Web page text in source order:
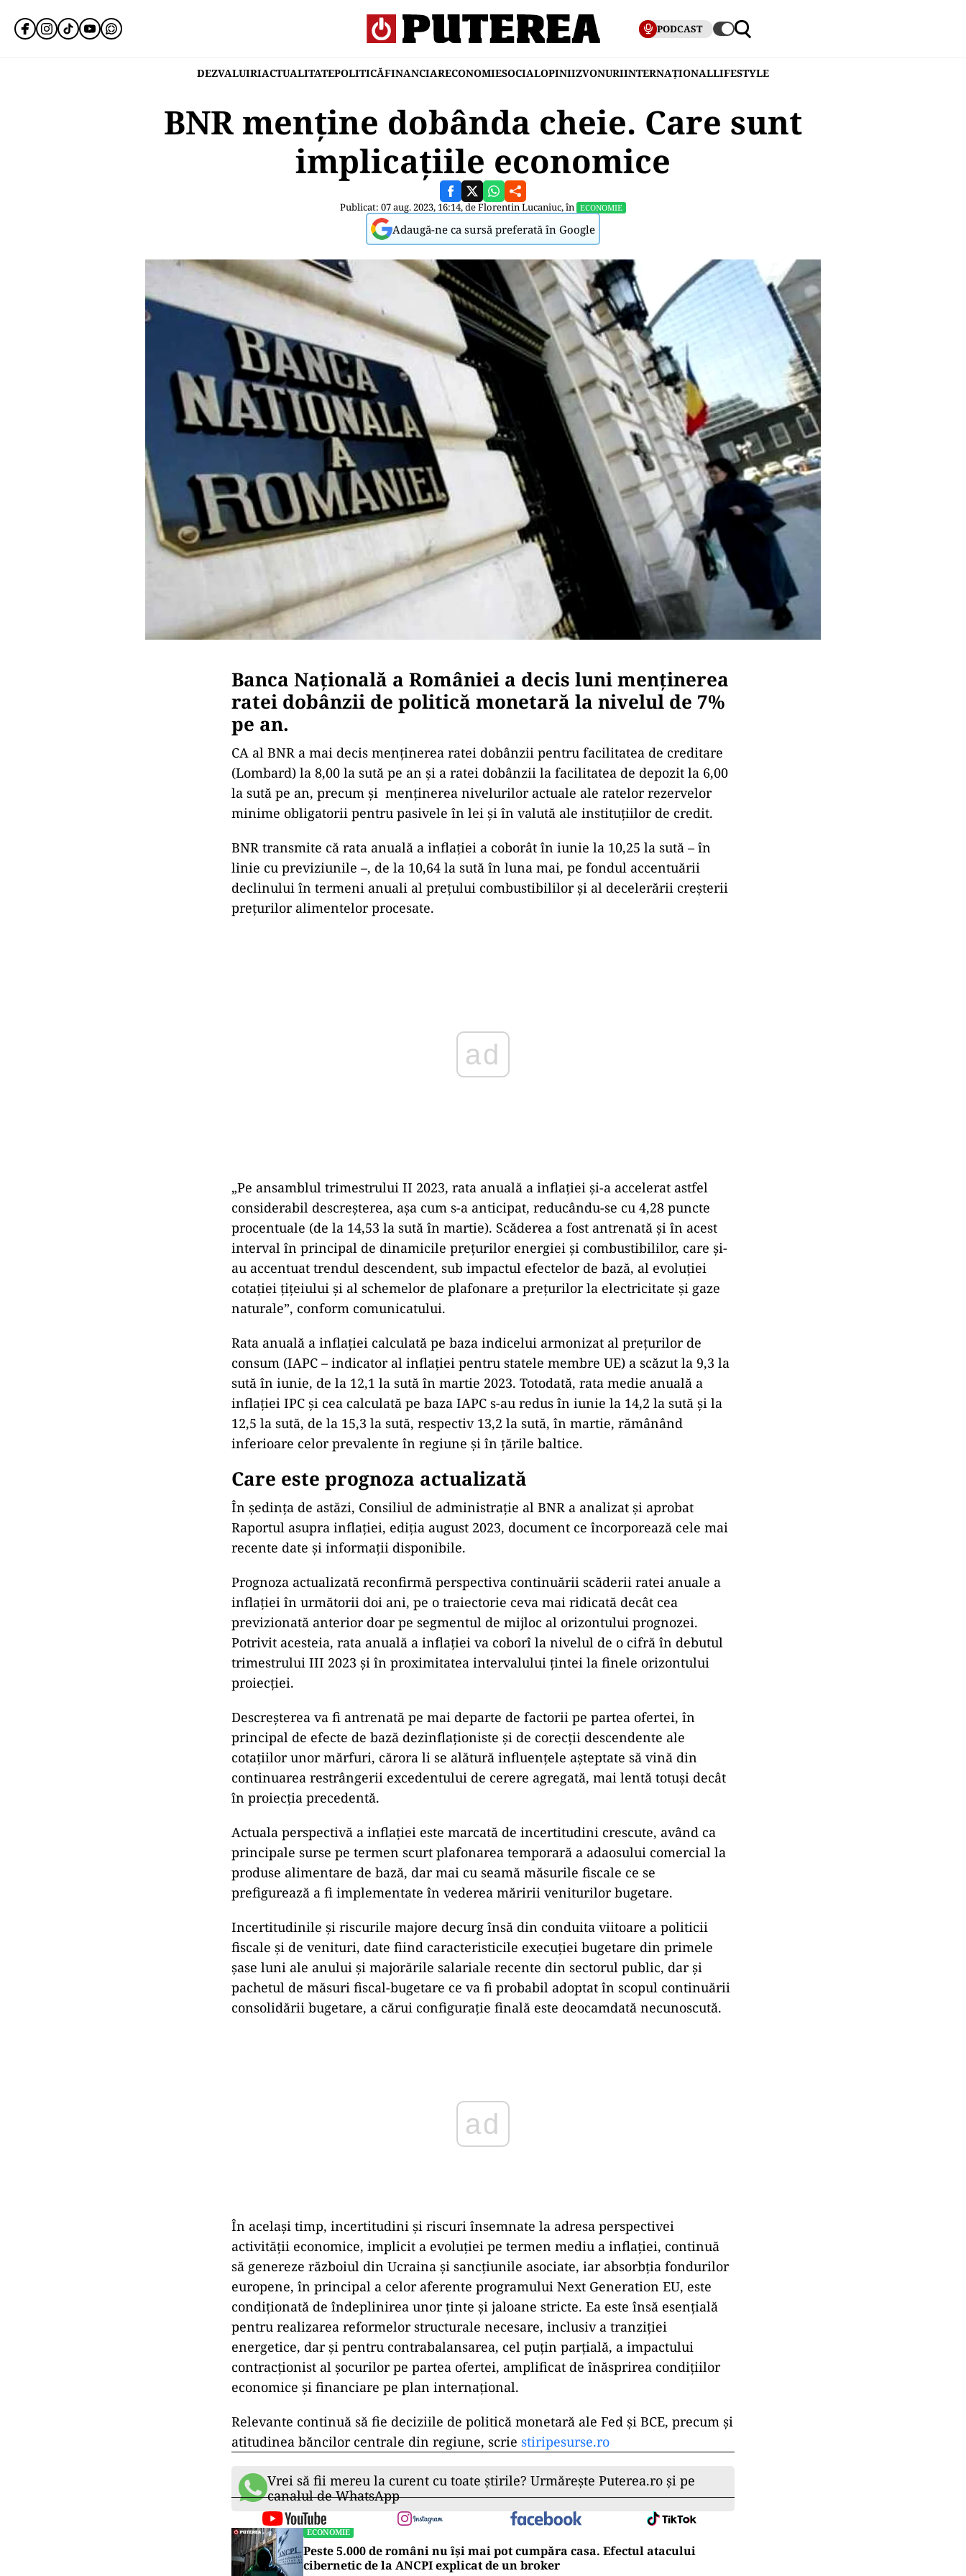
PODCAST
DEZVALUIRIACTUALITATEPOLITICĂFINANCIARECONOMIESOCIALOPINIIZVONURIINTERNAȚIONALLIFESTYLE
BNR menține dobânda cheie. Care sunt
implicațiile economice
Publicat: 07 aug. 2023, 16:14, deFlorentin Lucaniuc, în ECONOMIE
Adaugă-ne ca sursă preferată în Google
Banca Națională a României a decis luni menținerea
ratei dobânzii de politică monetară la nivelul de 7%
pe an.
CA al BNR a mai decis menținerea ratei dobânzii pentru facilitatea de creditare
(Lombard) la 8,00 la sută pe an și a ratei dobânzii la facilitatea de depozit la 6,00
la sută pe an, precum și menținerea nivelurilor actuale ale ratelor rezervelor
minime obligatorii pentru pasivele în lei și în valută ale instituțiilor de credit.
BNR transmite că rata anuală a inflației a coborât în iunie la 10,25 la sută – în
linie cu previziunile –, de la 10,64 la sută în luna mai, pe fondul accentuării
declinului în termeni anuali al prețului combustibililor și al decelerării creșterii
prețurilor alimentelor procesate.
„Pe ansamblul trimestrului II 2023, rata anuală a inflației și-a accelerat astfel
considerabil descreșterea, așa cum s-a anticipat, reducându-se cu 4,28 puncte
procentuale (de la 14,53 la sută în martie). Scăderea a fost antrenată și în acest
interval în principal de dinamicile prețurilor energiei și combustibililor, care și-
au accentuat trendul descendent, sub impactul efectelor de bază, al evoluției
cotației țițeiului și al schemelor de plafonare a prețurilor la electricitate și gaze
naturale”, conform comunicatului.
Rata anuală a inflației calculată pe baza indicelui armonizat al prețurilor de
consum (IAPC – indicator al inflației pentru statele membre UE) a scăzut la 9,3 la
sută în iunie, de la 12,1 la sută în martie 2023. Totodată, rata medie anuală a
inflației IPC și cea calculată pe baza IAPC s-au redus în iunie la 14,2 la sută și la
12,5 la sută, de la 15,3 la sută, respectiv 13,2 la sută, în martie, rămânând
inferioare celor prevalente în regiune și în țările baltice.
Care este prognoza actualizată
În ședința de astăzi, Consiliul de administrație al BNR a analizat și aprobat
Raportul asupra inflației, ediția august 2023, document ce încorporează cele mai
recente date și informații disponibile.
Prognoza actualizată reconfirmă perspectiva continuării scăderii ratei anuale a
inflației în următorii doi ani, pe o traiectorie ceva mai ridicată decât cea
previzionată anterior doar pe segmentul de mijloc al orizontului prognozei.
Potrivit acesteia, rata anuală a inflației va coborî la nivelul de o cifră în debutul
trimestrului III 2023 și în proximitatea intervalului țintei la finele orizontului
proiecției.
Descreșterea va fi antrenată pe mai departe de factorii pe partea ofertei, în
principal de efecte de bază dezinflaționiste și de corecții descendente ale
cotațiilor unor mărfuri, cărora li se alătură influențele așteptate să vină din
continuarea restrângerii excedentului de cerere agregată, mai lentă totuși decât
în proiecția precedentă.
Actuala perspectivă a inflației este marcată de incertitudini crescute, având ca
principale surse pe termen scurt plafonarea temporară a adaosului comercial la
produse alimentare de bază, dar mai cu seamă măsurile fiscale ce se
prefigurează a fi implementate în vederea măririi veniturilor bugetare.
Incertitudinile și riscurile majore decurg însă din conduita viitoare a politicii
fiscale și de venituri, date fiind caracteristicile execuției bugetare din primele
șase luni ale anului și majorările salariale recente din sectorul public, dar și
pachetul de măsuri fiscal-bugetare ce va fi probabil adoptat în scopul continuării
consolidării bugetare, a cărui configurație finală este deocamdată necunoscută.
ad
În același timp, incertitudini și riscuri însemnate la adresa perspectivei
activității economice, implicit a evoluției pe termen mediu a inflației, continuă
să genereze războiul din Ucraina și sancțiunile asociate, iar absorbția fondurilor
europene, în principal a celor aferente programului Next Generation EU, este
condiționată de îndeplinirea unor ținte și jaloane stricte. Ea este însă esențială
pentru realizarea reformelor structurale necesare, inclusiv a tranziției
energetice, dar și pentru contrabalansarea, cel puțin parțială, a impactului
contracționist al șocurilor pe partea ofertei, amplificat de înăsprirea condițiilor
economice și financiare pe plan internațional.
Relevante continuă să fie deciziile de politică monetară ale Fed și BCE, precum și
atitudinea băncilor centrale din regiune, scrie stiripesurse.ro
Vrei să fii mereu la curent cu toate știrile? Urmărește Puterea.ro și pe
canalul de WhatsApp
ECONOMIE
Peste 5.000 de români nu își mai pot cumpăra casa. Efectul atacului
cibernetic de la ANCPI explicat de un broker